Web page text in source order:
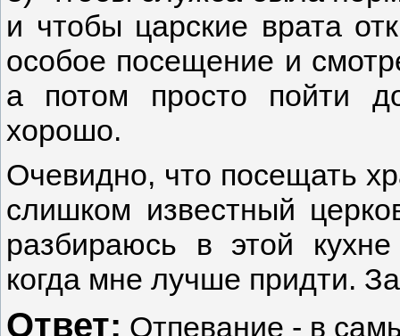
и чтобы царские врата
особое посещение и
а потом просто пойти
хорошо.
Очевидно, что посещать
слишком известный
разбираюсь в этой
когда мне лучше придти.
Ответ: Отпевание - в